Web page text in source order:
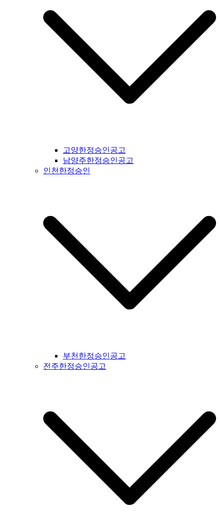
지공고 #무주군일간지공고 #장수군일간지공고 #임실군일간지
공고 #부안군일간지공고 #정읍시일간지공고 #고창군일간지공
고 #순창군일간지공고 #남원시일간지공고 #복흥면일간지공고
#격포일간지공고 #순창군일간지공고 #칠보면일간지공고 #전
라남도일간지공고 #전남일간지공고 #나주시일간지공고 #장성
군일간지공고 #담양군일간지공고 #곡성군일간지공고 #구례군
일간지공고 #하동군일간지공고 #순천시일간지공고 #여수시일
간지공고 #고흥시일간지공고 #완도군일간지공고 #해남군일간
지공고 #강진군일간지공고 #장흥군일간지공고 #영암군일간지
공고 #광주광역시일간지공고 #무안군일간지공고 #함평군일간
문경시일간지공고 #상주시일간지공고 #의성군일간지공고 #청
송군일간지공고 #영덕군일간지공고 #군위군일간지공고 #김천
시일간지공고 #구미시일간지공고 #칠곡군일간지공고 #성주군
공고 #부산시일간지공고 #기장군일간지공고 #경상남도일간지
공고 #경남일간지공고 #거창군일간지공고 #합천군일간지공고
#창녕군일간지공고 #밀양시일간지공고 #김해시일간지공고 #
창원시일간지공고 #의령군일간지공고 #진주시일간지공고 #하
동군일간지공고 #사천시일간지공고 #고성군일간지공고 #거제
시일간지공고 #통영군일간지공고 #남해군일간지공고 #제주도
일간지공고 #서귀포시일간지공고
고양한정승인공고
남양주한정승인공고
인천한정승인
부천한정승인공고
전주한정승인공고